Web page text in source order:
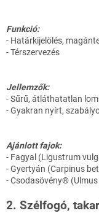
Funkció:
- Határkijelölés,
- Térszervezés
Jellemzők:
- Sűrű, átláthatatlan
- Gyakran nyírt,
Ajánlott fajok:
- Fagyal (Ligustrum
- Gyertyán (Carpinus
- Csodasövény®
2. Szélfogó,